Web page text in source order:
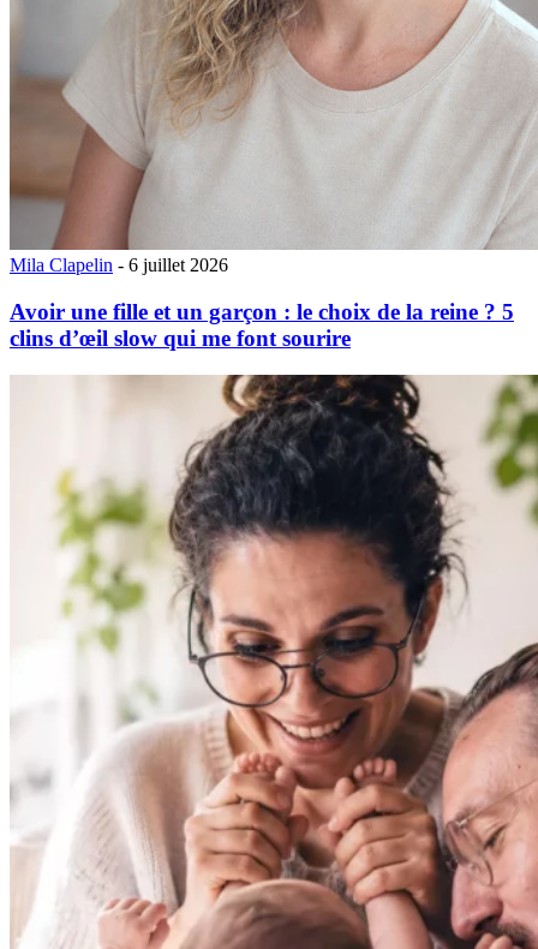
Mila Clapelin - 6 juillet 2026
Avoir une fille et un garçon : le choix de la reine ? 5
clins d’œil slow qui me font sourire